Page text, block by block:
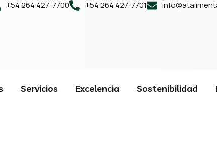
+54 264 427-7700 +54 264 427-7701
Servicios Excelencia Sostenibilidad